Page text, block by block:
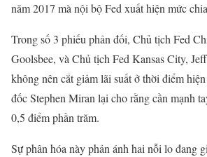
năm 2017 mà nội bộ Fed xuất hiện mức
Trong số 3 phiếu phản đối, Chủ tịch Fed
Goolsbee, và Chủ tịch Fed Kansas City,
không nên cắt giảm lãi suất ở thời điểm
đốc Stephen Miran lại cho rằng cần mạnh
0,5 điểm phần trăm.
Sự phân hóa này phản ánh hai nỗi lo đang